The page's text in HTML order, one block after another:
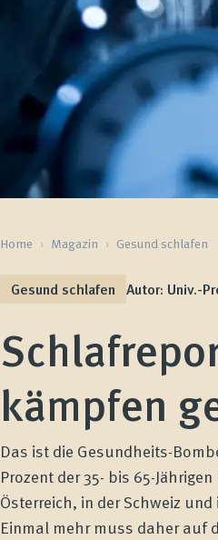
Home › Magazin › Gesund schlafen
Gesund schlafen Autor: Univ.-
kämpfen
Das ist die Gesundheits-
Prozent der 35- bis 65-
Österreich, in der Schweiz
Einmal mehr muss daher auf